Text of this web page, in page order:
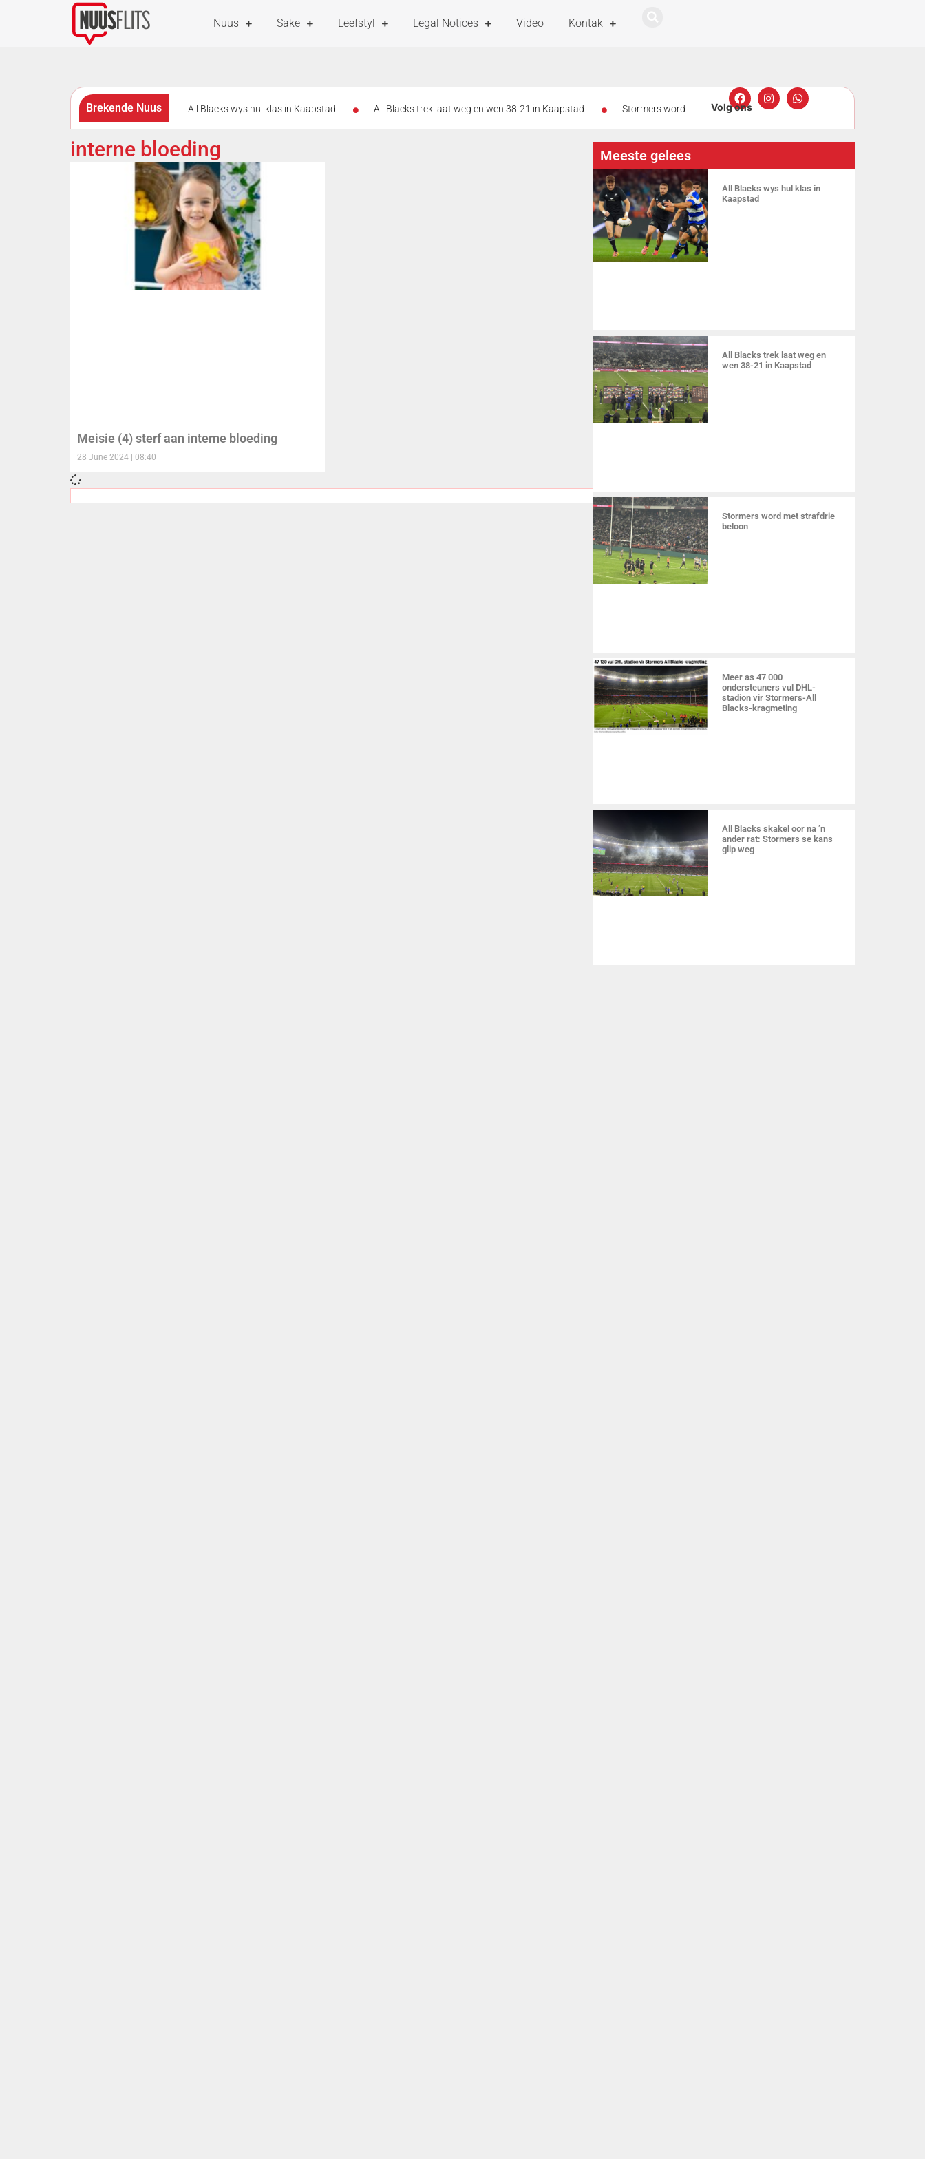
Nuus Sake Leefstyl Legal Notices Video Kontak
Brekende Nuus All Blacks wys hul klas in Kaapstad All Blacks trek laat weg en wen 38-21 in Kaapstad Stormers word
met strafdrie beloon
All Blacks skakel oor na ’n ander rat: Stormers se kans glip weg All Blacks slaan terug: Stormers nou sewe
punte agter
interne bloeding
Meisie (4) sterf aan interne bloeding
28 June 2024 08:40
Meeste gelees
All Blacks wys hul klas in
Kaapstad
All Blacks trek laat weg en
wen 38-21 in Kaapstad
Stormers word met strafdrie
beloon
Meer as 47 000
ondersteuners vul DHL-
stadion vir Stormers-All
Blacks-kragmeting
All Blacks skakel oor na ’n
ander rat: Stormers se kans
glip weg